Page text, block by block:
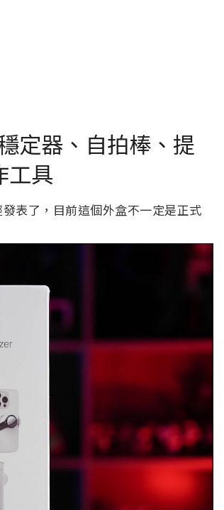
定器、自拍棒、提
工具
表了，目前這個外盒不一定是正式